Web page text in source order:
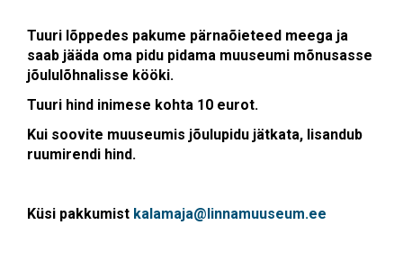
Tuuri lõppedes pakume pärnaõieteed meega ja
saab jääda oma pidu pidama muuseumi mõnusasse
jõululõhnalisse kööki.
Tuuri hind inimese kohta 10 eurot.
Kui soovite muuseumis jõulupidu jätkata, lisandub
ruumirendi hind.
Küsi pakkumist kalamaja@linnamuuseum.ee